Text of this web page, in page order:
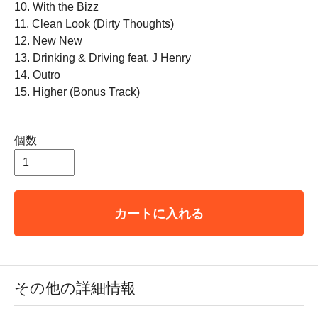
10. With the Bizz
11. Clean Look (Dirty Thoughts)
12. New New
13. Drinking & Driving feat. J Henry
14. Outro
15. Higher (Bonus Track)
個数
カートに入れる
その他の詳細情報